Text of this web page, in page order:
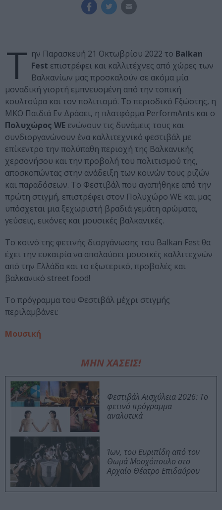
Τ ην Παρασκευή 21 Οκτωβρίου 2022 το Balkan
Fest επιστρέφει και καλλιτέχνες από χώρες των
Βαλκανίων μας προσκαλούν σε ακόμα μία
μοναδική γιορτή εμπνευσμένη από την τοπική
κουλτούρα και τον πολιτισμό. Το περιοδικό Εξώστης, η
ΜΚΟ Παιδιά Εν Δράσει, η πλατφόρμα PerformAnts και ο
Πολυχώρος WE ενώνουν τις δυνάμεις τους και
συνδιοργανώνουν ένα καλλιτεχνικό φεστιβάλ με
επίκεντρο την πολύπαθη περιοχή της Βαλκανικής
χερσονήσου και την προβολή του πολιτισμού της,
αποσκοπώντας στην ανάδειξη των κοινών τους ριζών
και παραδόσεων. Το Φεστιβάλ που αγαπήθηκε από την
πρώτη στιγμή, επιστρέφει στον Πολυχώρο WE και μας
υπόσχεται μια ξεχωριστή βραδιά γεμάτη αρώματα,
γεύσεις, εικόνες και μουσικές βαλκανικές.
Το κοινό της φετινής διοργάνωσης του Balkan Fest θα
έχει την ευκαιρία να απολαύσει μουσικές καλλιτεχνών
από την Ελλάδα και το εξωτερικό, προβολές και
βαλκανικό street food!
Το πρόγραμμα του Φεστιβάλ μέχρι στιγμής
περιλαμβάνει:
Μουσική
ΜΗΝ ΧΑΣΕΙΣ!
Φεστιβάλ Αισχύλεια 2026: Το
φετινό πρόγραμμα
αναλυτικά
Ίων, του Ευριπίδη από τον
Θωμά Μοσχόπουλο στο
Αρχαίο Θέατρο Επιδαύρου